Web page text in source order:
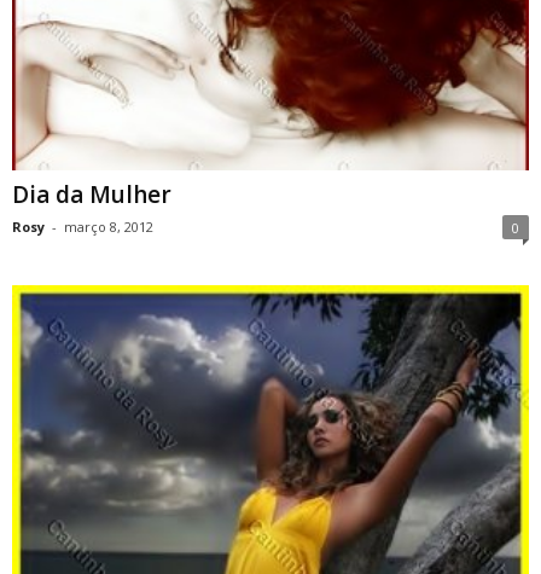
Dia da Mulher
Rosy - março 8, 2012 0